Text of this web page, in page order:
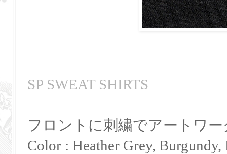
SP SWEAT SHIRTS
フロントに刺繍でアートワ
Color : Heather Grey,